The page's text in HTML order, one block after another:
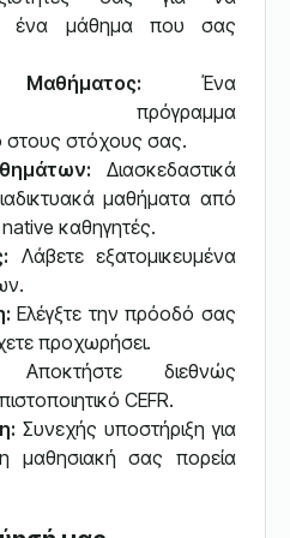
ένα μάθημα που σας
Ένα
πρόγραμμα
στόχους σας.
Διασκεδαστικά
μαθήματα από
native καθηγητές.
Λάβετε εξατομικευμένα
Ελέγξτε την πρόοδό σας
προχωρήσει.
διεθνώς
CEFR.
Συνεχής υποστήριξη για
μαθησιακή σας πορεία